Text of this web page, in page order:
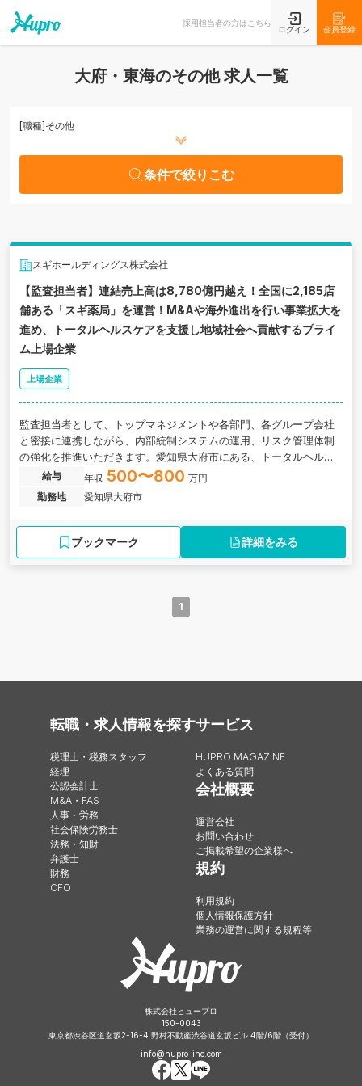
採用担当者の方はこちら
ログイン 会員登録
大府・東海のその他 求人一覧
[職種] その他
条件で絞りこむ
スギホールディングス株式会社
【監査担当者】連結売上高は8,780億円越え！全国に2,185店
舗ある「スギ薬局」を運営！M&Aや海外進出を行い事業拡大を
進め、トータルヘルスケアを支援し地域社会へ貢献するプライ
ム上場企業
上場企業
監査担当者として、トップマネジメントや各部門、各グループ会社
と密接に連携しながら、内部統制システムの運用、リスク管理体制
の強化を推進いただきます。愛知県大府市にある、トータルヘルス
ケアを支援し地域社会へ貢献するプライム上場企業の求人です。
給与 年収 500〜800 万円
勤務地
愛知県大府市
ブックマーク 詳細をみる
1
転職・求人情報を探す
税理士・税務スタッフ
経理
公認会計士
M&A・FAS
人事・労務
社会保険労務士
法務・知財
弁護士
財務
CFO
サービス
HUPRO MAGAZINE
よくある質問
会社概要
運営会社
お問い合わせ
ご掲載希望の企業様へ
規約
利用規約
個人情報保護方針
業務の運営に関する規程等
株式会社ヒュープロ
150-0043
東京都渋谷区道玄坂2-16-4 野村不動産渋谷道玄坂ビル 4階/6階（受付）
info@hupro-inc.com